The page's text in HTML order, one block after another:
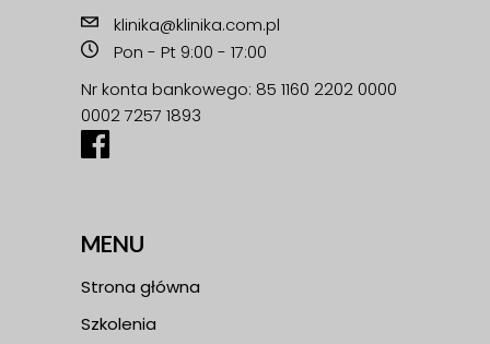
klinika@klinika.com.pl
Pon - Pt 9:00 - 17:00
Nr konta bankowego: 85 1160 2202 0000
0002 7257 1893
MENU
Strona główna
Szkolenia